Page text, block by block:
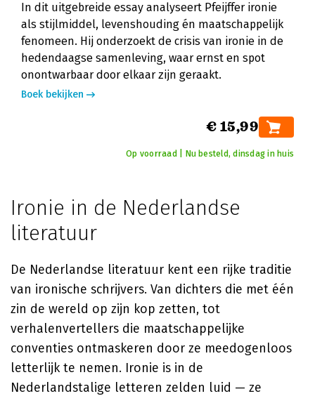
In dit uitgebreide essay analyseert Pfeijffer ironie
als stijlmiddel, levenshouding én maatschappelijk
fenomeen. Hij onderzoekt de crisis van ironie in de
hedendaagse samenleving, waar ernst en spot
onontwarbaar door elkaar zijn geraakt.
Boek bekijken
€ 15,99
Op voorraad | Nu besteld, dinsdag in huis
Ironie in de Nederlandse
literatuur
De Nederlandse literatuur kent een rijke traditie
van ironische schrijvers. Van dichters die met één
zin de wereld op zijn kop zetten, tot
verhalenvertellers die maatschappelijke
conventies ontmaskeren door ze meedogenloos
letterlijk te nemen. Ironie is in de
Nederlandstalige letteren zelden luid — ze